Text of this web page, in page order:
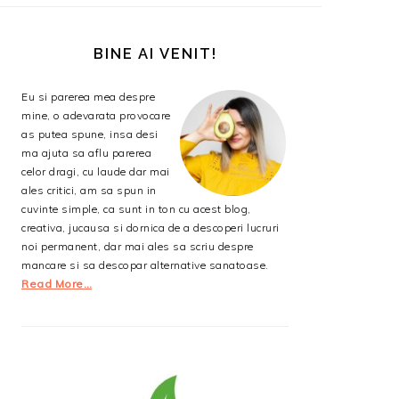
PRINCIPALĂBINE AI VENIT!
Eu si parerea mea despre
mine, o adevarata provocare
as putea spune, insa desi
ma ajuta sa aflu parerea
celor dragi, cu laude dar mai
ales critici, am sa spun in
cuvinte simple, ca sunt in ton cu acest blog,
creativa, jucausa si dornica de a descoperi lucruri
noi permanent, dar mai ales sa scriu despre
mancare si sa descopar alternative sanatoase.
Read More…